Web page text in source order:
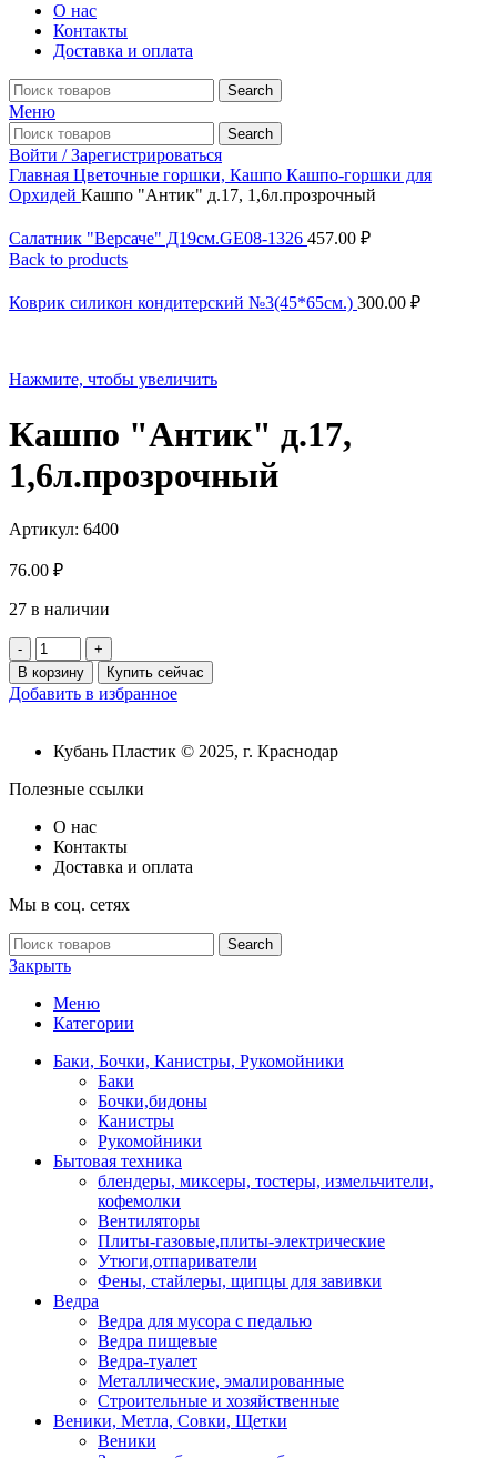
О нас
Контакты
Доставка и оплата
Search
Меню
Search
Войти / Зарегистрироваться
Главная Цветочные горшки, Кашпо Кашпо-горшки для
Орхидей Кашпо "Антик" д.17, 1,6л.прозрочный
Салатник "Версаче" Д19см.GE08-1326 457.00 ₽
Back to products
Коврик силикон кондитерский №3(45*65см.) 300.00 ₽
Нажмите, чтобы увеличить
Кашпо "Антик" д.17,
1,6л.прозрочный
Артикул: 6400
76.00 ₽
27 в наличии
Количество
товара
Кашпо
"Антик"
1,6л.прозрочный
В корзину Купить сейчас
Добавить в избранное
Кубань Пластик © 2025, г. Краснодар
Полезные ссылки
О нас
Контакты
Доставка и оплата
Мы в соц. сетях
Search
Закрыть
Меню
Категории
Баки, Бочки, Канистры, Рукомойники
Баки
Бочки,бидоны
Канистры
Рукомойники
Бытовая техника
блендеры, миксеры, тостеры, измельчители,
кофемолки
Вентиляторы
Плиты-газовые,плиты-электрические
Утюги,отпариватели
Фены, стайлеры, щипцы для завивки
Ведра
Ведра для мусора с педалью
Ведра пищевые
Ведра-туалет
Металлические, эмалированные
Строительные и хозяйственные
Веники, Метла, Совки, Щетки
Веники